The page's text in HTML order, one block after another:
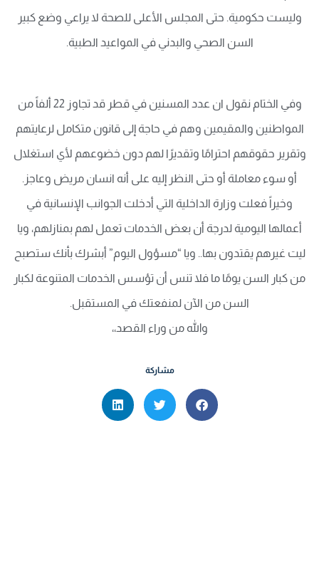
وليست حكومية. حتى المجلس الأعلى للصحة لا يراعي وضع كبير
السن الصحي والبدني في المواعيد الطبية.
وفي الختام نقول ان عدد المسنين في قطر قد تجاوز 22 ألفاً من
المواطنين والمقيمين وهم في حاجة إلى قانون متكامل لرعايتهم
وتقرير حقوقهم احترامًا وتقديرًا لهم دون خضوعهم لأي استغلال
أو سوء معاملة أو حتى النظر إليه على أنه انسان مريض وعاجز.
وخيراً فعلت وزارة الداخلية التي أدخلت الجوانب الإنسانية في
أعمالها اليومية لدرجة أن بعض الخدمات تعمل لهم بمنازلهم، ويا
ليت غيرهم يقتدون بها.. ويا “مسؤول اليوم” أبشرك بأنك ستصبح
من كبار السن يومًا ما فلا تنس أن تؤسس الخدمات المتنوعة لكبار
السن من الآن لمنفعتك في المستقبل.
والله من وراء القصد،،
مشاركة